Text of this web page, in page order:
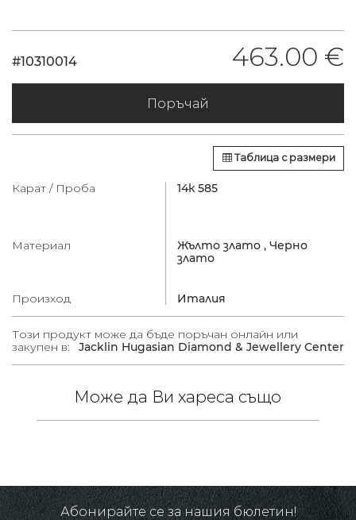
#10310014 463.00 €
Поръчай
Таблица с размери
Карат / Проба 14к 585
Материал Жълто злато , Черно
злато
Произход Италия
Този продукт може да бъде поръчан онлайн или
закупен в:
Jacklin Hugasian Diamond & Jewellery Center
Може да Ви хареса също
Абонирайте се за нашия бюлетин!